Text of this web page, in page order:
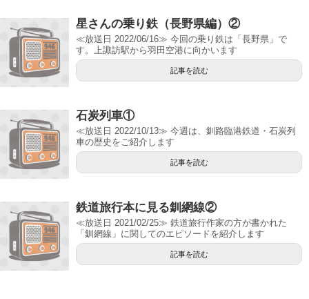
星さんの乗り鉄（長野県編）②
≪放送日 2022/06/16≫ 今回の乗り鉄は「長野県」で
す。上諏訪駅から羽田空港に向かいます
記事を読む
石炭列車①
≪放送日 2022/10/13≫ 今週は、釧路臨港鉄道・石炭列
車の歴史をご紹介します
記事を読む
鉄道旅行本に見る釧網線②
≪放送日 2021/02/25≫ 鉄道旅行作家の方が書かれた
「釧網線」に関してのエピソードを紹介します
記事を読む